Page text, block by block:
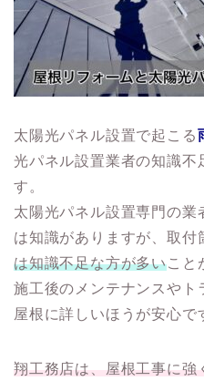
太陽光パネル設置で起こる
光パネル設置業者の知識不
す。
太陽光パネル設置専門の業
は知識がありますが、取付
は知識不足な方が多いこと
施工後のメンテナンスやト
屋根に詳しいほうが安心で
翔工務店は、屋根工事に強